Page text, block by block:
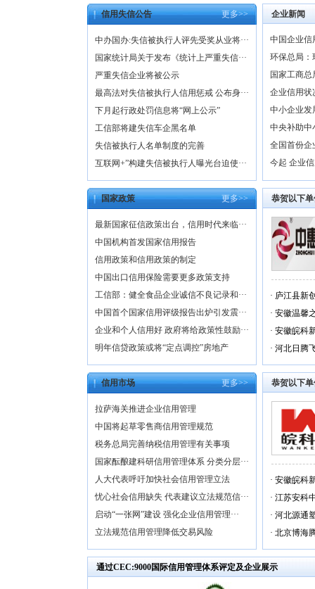
更多>>
信用失信公告
中办国办:失信被执行人评先受奖从业将···
国家统计局关于发布《统计上严重失信···
严重失信企业将被公示
最高法对失信被执行人信用惩戒 公布身···
下月起行政处罚信息将“网上公示”
工信部将建失信车企黑名单
失信被执行人名单制度的完善
互联网+”构建失信被执行人曝光台迫使···
企业新闻
中国企业信
环保总局：
国家工商
企业信用状
中小企业发
中央补助中
全国首份企
今起 企业
更多>>
国家政策
最新国家征信政策出台，信用时代来临···
中国机构首发国家信用报告
信用政策和信用政策的制定
中国出口信用保险需要更多政策支持
工信部：健全食品企业诚信不良记录和···
中国首个国家信用评级报告出炉引发震···
企业和个人信用好 政府将给政策性鼓励···
明年信贷政策或将“定点调控”房地产
恭贺以下
· 庐江县新
· 安徽温馨
· 安徽皖科
· 河北日腾
更多>>
信用市场
拉萨海关推进企业信用管理
中国将起草零售商信用管理规范
税务总局完善纳税信用管理有关事项
国家酝酿建科研信用管理体系 分类分层···
人大代表呼吁加快社会信用管理立法
忧心社会信用缺失 代表建议立法规范信···
启动“一张网”建设 强化企业信用管理···
立法规范信用管理降低交易风险
恭贺以下
· 安徽皖科
· 江苏安科
· 河北源通
· 北京博海
通过CEC:9000国际信用管理体系评定及企业展示